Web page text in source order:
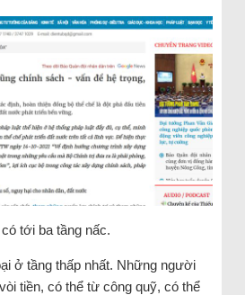
tới ba tầng nấc.
ở tầng thấp nhất. Những người
tiền, có thể từ công quỹ, có thể